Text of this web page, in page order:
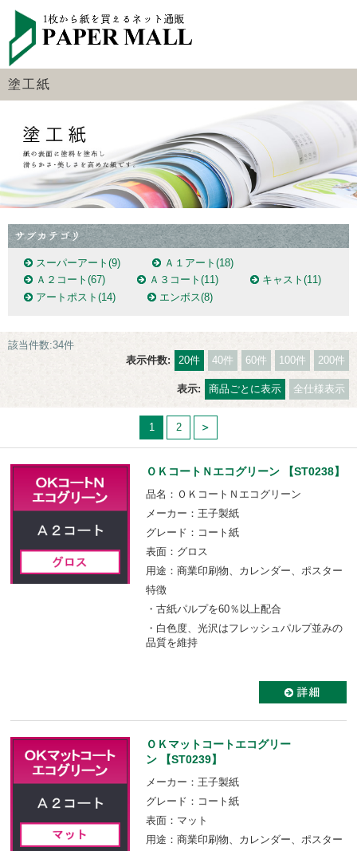
塗工紙
スーパーアート (9) Ａ１アート (18)
Ａ２コート (67) Ａ３コート (11) キャスト (11)
アートポスト (14) エンボス(8)
該当件数:34件
表示件数:
20件 40件 60件 100件 200件
表示: 商品ごとに表示 全仕様表示
1 2
ＯＫコートＮエコグリーン 【ST0238】
品名：ＯＫコートＮエコグリーン
メーカー：王子製紙
グレード：コート紙
表面：グロス
用途：商業印刷物、カレンダー、ポスター
特徴
・古紙パルプを60％以上配合
・白色度、光沢はフレッシュパルプ並みの
品質を維持
ＯＫマットコートエコグリー
ン 【ST0239】
メーカー：王子製紙
グレード：コート紙
表面：マット
用途：商業印刷物、カレンダー、ポスター